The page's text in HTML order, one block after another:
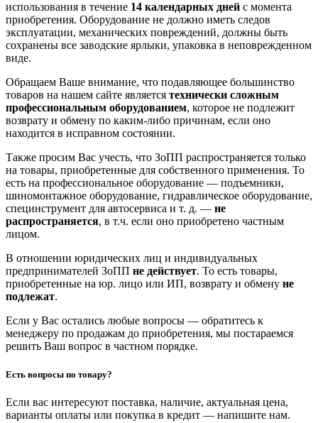
использования в течение 14 календарных дней с момента
приобретения. Оборудование не должно иметь следов
эксплуатации, механических повреждений, должны быть
сохранены все заводские ярлыки, упаковка в неповрежденном
виде.
Обращаем Ваше внимание, что подавляющее большинство
товаров на нашем сайте является технически сложным
профессиональным оборудованием, которое не подлежит
возврату и обмену по каким-либо причинам, если оно
находится в исправном состоянии.
Также просим Вас учесть, что ЗоПП распространяется только
на товары, приобретенные для собственного применения. То
есть на профессиональное оборудование — подъемники,
шиномонтажное оборудование, гидравлическое оборудование,
специнструмент для автосервиса и т. д. — не
распространяется, в т.ч. если оно приобретено частным
лицом.
В отношении юридических лиц и индивидуальных
предпринимателей ЗоПП не действует. То есть товары,
приобретенные на юр. лицо или ИП, возврату и обмену не
подлежат.
Если у Вас остались любые вопросы — обратитесь к
менеджеру по продажам до приобретения, мы постараемся
решить Ваш вопрос в частном порядке.
Есть вопросы по товару?
Если вас интересуют поставка, наличие, актуальная цена,
варианты оплаты или покупка в кредит — напишите нам.